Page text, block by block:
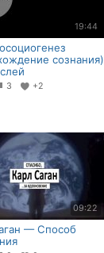
19:44
сознания)
3 +2
09:22
— Способ